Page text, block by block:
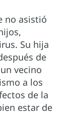
no asistió
Su hija
de
vecino
a los
de la
estar de